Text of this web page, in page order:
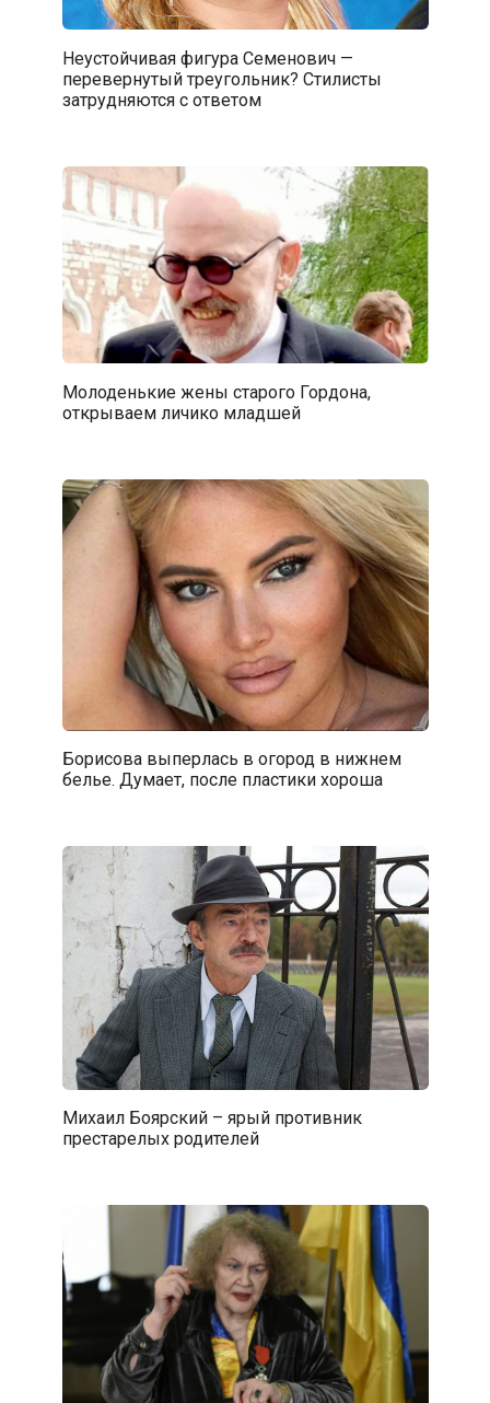
Неустойчивая фигура Семенович —
перевернутый треугольник? Стилисты
затрудняются с ответом
Молоденькие жены старого Гордона,
открываем личико младшей
Борисова выперлась в огород в нижнем
белье. Думает, после пластики хороша
Михаил Боярский – ярый противник
престарелых родителей